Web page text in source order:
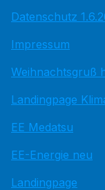
Datenschutz
Impressum
Weihnachtsgruß
Landingpage
EE Medatsu
EE-Energie neu
Landingpage